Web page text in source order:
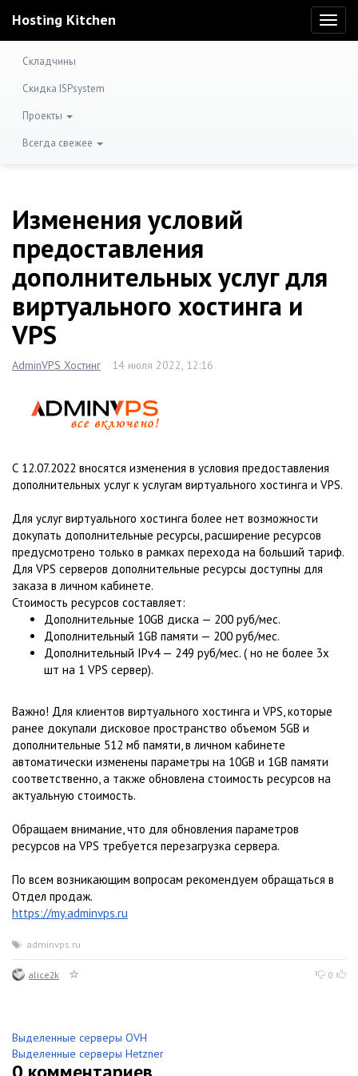
Hosting Kitchen
Складчины
Скидка ISPsystem
Проекты
Всегда свежее
Изменения условий
предоставления
дополнительных услуг для
виртуального хостинга и
VPS
AdminVPS Хостинг 14 июля 2022, 12:16
С 12.07.2022 вносятся изменения в условия предоставления
дополнительных услуг к услугам виртуального хостинга и VPS.
Для услуг виртуального хостинга более нет возможности
докупать дополнительные ресурсы, расширение ресурсов
предусмотрено только в рамках перехода на больший тариф.
Для VPS серверов дополнительные ресурсы доступны для
заказа в личном кабинете.
Стоимость ресурсов составляет:
Дополнительные 10GB диска — 200 руб/мес.
Дополнительный 1GB памяти — 200 руб/мес.
Дополнительный IPv4 — 249 руб/мес. ( но не более 3х
шт на 1 VPS сервер).
Важно! Для клиентов виртуального хостинга и VPS, которые
ранее докупали дисковое пространство объемом 5GB и
дополнительные 512 мб памяти, в личном кабинете
автоматически изменены параметры на 10GB и 1GB памяти
соответственно, а также обновлена стоимость ресурсов на
актуальную стоимость.
Обращаем внимание, что для обновления параметров
ресурсов на VPS требуется перезагрузка сервера.
По всем возникающим вопросам рекомендуем обращаться в
Отдел продаж.
https://my.adminvps.ru
adminvps.ru
alice2k 0
Выделенные серверы OVH
Выделенные серверы Hetzner